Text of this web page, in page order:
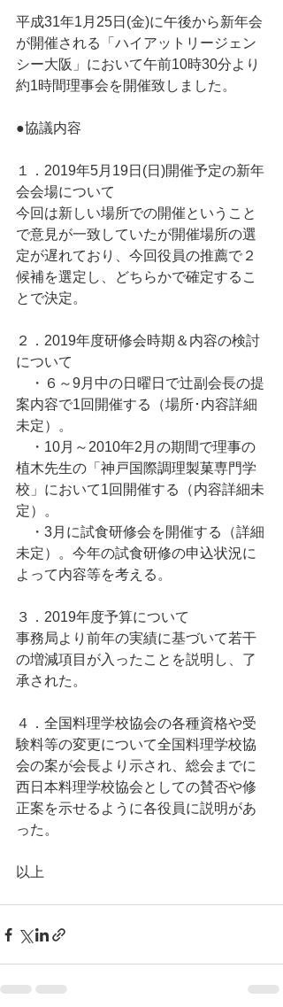
平成31年1月25日(金)に午後から新年会
が開催される「ハイアットリージェン
シー大阪」において午前10時30分より
約1時間理事会を開催致しました。
●協議内容
１．2019年5月19日(日)開催予定の新年
会会場について
今回は新しい場所での開催ということ
で意見が一致していたが開催場所の選
定が遅れており、今回役員の推薦で２
候補を選定し、どちらかで確定するこ
とで決定。
２．2019年度研修会時期＆内容の検討
について
・６～9月中の日曜日で辻副会長の提
案内容で1回開催する（場所･内容詳細
未定）。
・10月～2010年2月の期間で理事の
植木先生の「神戸国際調理製菓専門学
校」において1回開催する（内容詳細未
定）。
・3月に試食研修会を開催する（詳細
未定）。今年の試食研修の申込状況に
よって内容等を考える。
３．2019年度予算について
事務局より前年の実績に基づいて若干
の増減項目が入ったことを説明し、了
承された。
４．全国料理学校協会の各種資格や受
験料等の変更について全国料理学校協
会の案が会長より示され、総会までに
西日本料理学校協会としての賛否や修
正案を示せるように各役員に説明があ
った。
以上